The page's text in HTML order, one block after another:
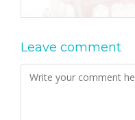
Leave comment